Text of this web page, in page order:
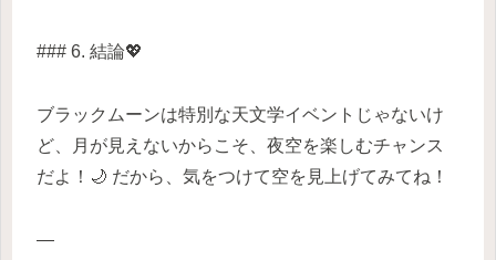
### 6. 結論💖
ブラックムーンは特別な天文学イベントじゃないけ
ど、月が見えないからこそ、夜空を楽しむチャンス
だよ！🌙 だから、気をつけて空を見上げてみてね！
—